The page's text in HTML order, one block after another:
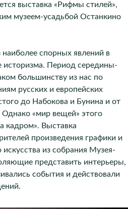
выставка «Рифмы стилей»,
музеем-усадьбой Останкино
спорных явлений в
историзма. Период середины-
большинству из нас по
русских и европейских
до Набокова и Бунина и от
«мир вещей» этого
кадром». Выставка
произведения графики и
из собрания Музея-
представить интерьеры,
события и действовали